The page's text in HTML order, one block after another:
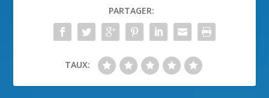
PARTAGER:
TAUX: